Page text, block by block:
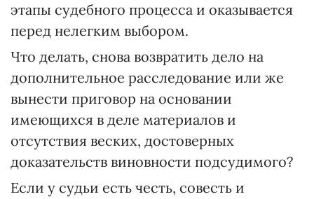
этапы судебного процесса и оказывается
перед нелегким выбором.
Что делать, снова возвратить дело на
дополнительное расследование или же
вынести приговор на основании
имеющихся в деле материалов и
отсутствия веских, достоверных
доказательств виновности подсудимого?
Если у судьи есть честь, совесть и